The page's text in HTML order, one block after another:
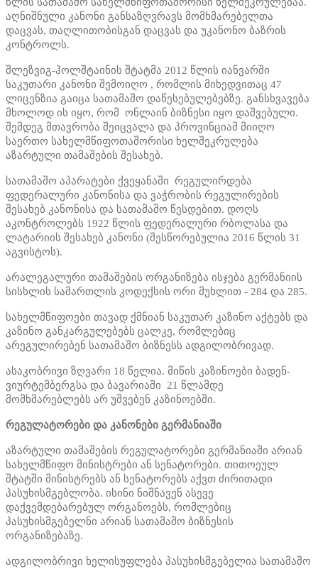
აღნიშნული კანონი განსაზღვრავს მომხმარებელთა
დაცვას, თაღლითობისგან დაცვას და უკანონო ბაზრის
კონტროლს.
შლეზვიგ-ჰოლშტაინის შტატმა 2012 წლის იანვარში
საკუთარი კანონი შემოიღო , რომლის მიხედვითაც 47
ლიცენზია გაიცა სათამაშო დაწესებულებებზე. განსხვავება
მხოლოდ ის იყო, რომ ონლაინ ბიზნესი იყო დაშვებული.
შემდეგ მთავრობა შეიცვალა და პროვინციამ მიიღო
საერთო სახელმწიფოთაშორისი ხელშეკრულება
აზარტული თამაშების შესახებ.
სათამაშო აპარატები ქვეყანაში რეგულირდება
ფედერალური კანონისა და ვაჭრობის რეგულირების
შესახებ კანონისა და სათამაშო წესდებით. დოღს
აკონტროლებს 1922 წლის ფედერალური რბოლასა და
ლატარიის შესახებ კანონი (შესწორებულია 2016 წლის 31
აგვისტოს).
არალეგალური თამაშების ორგანიზება ისჯება გერმანიის
სისხლის სამართლის კოდექსის ორი მუხლით - 284 და 285.
სახელმწიფოები თავად ქმნიან საკუთარ კაზინო აქტებს და
კაზინო განკარგულებებს ცალკე, რომლებიც
არეგულირებენ სათამაშო ბიზნესს ადგილობრივად.
ასაკობრივი ზღვარი 18 წელია. მიწის კაზინოები ბადენ-
ვიურტემბერგსა და ბავარიაში 21 წლამდე
მომხმარებლებს არ უშვებენ კაზინოებში.
რეგულატორები და კანონები გერმანიაში
აზარტული თამაშების რეგულატორები გერმანიაში არიან
სახელმწიფო მინისტრები ან სენატორები. თითოეულ
შტატში მინისტრებს ან სენატორებს აქვთ ძირითადი
პასუხისმგებლობა. ისინი ნიშნავენ ასევე
დაქვემდებარებულ ორგანოებს, რომლებიც
პასუხისმგებელნი არიან სათამაშო ბიზნესის
ორგანიზებაზე.
ადგილობრივი ხელისუფლება პასუხისმგებელია სათამაშო